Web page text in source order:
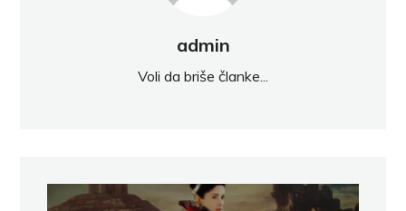
admin
Voli da briše članke...